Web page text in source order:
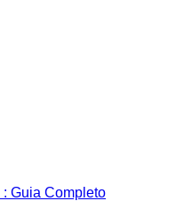
Guia Completo